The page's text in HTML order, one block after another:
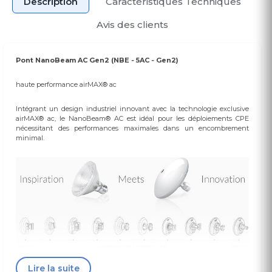
Avis des clients
Pont NanoBeam AC Gen2 (NBE ‑ 5AC ‑ Gen2)
haute performance airMAX® ac
Intégrant un design industriel innovant avec la technologie exclusive
airMAX® ac, le NanoBeam® AC est idéal pour les déploiements CPE
nécessitant des performances maximales dans un encombrement
minimal.
Gestion de la radio Wi-Fi
Lire la suite